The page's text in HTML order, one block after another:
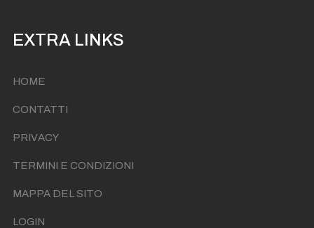
EXTRA LINKS
HOME
CONTATTI
PRIVACY
TERMINI E CONDIZIONI
MAPPA DEL SITO
LOGIN